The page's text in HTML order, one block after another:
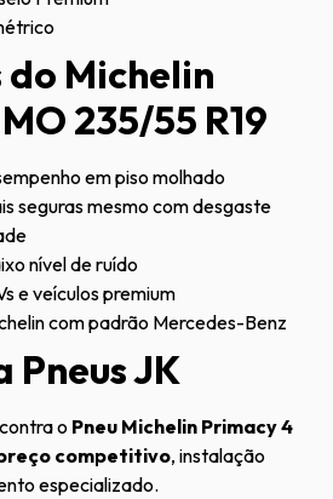
Michelin
235/55 R19
em piso molhado
seguras mesmo com desgaste
nível de ruído
e veículos premium
com padrão Mercedes-Benz
Pneus JK
o Pneu Michelin Primacy 4
competitivo, instalação
especializado.